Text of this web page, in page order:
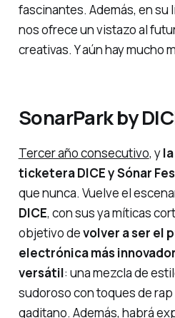
fascinantes. Además, en su
nos ofrece un vistazo al
creativas. Y aún hay mucho
SonarPark by
Tercer año consecutivo, y
ticketera DICE y Sónar
que nunca. Vuelve el
DICE, con sus ya míticas
objetivo devolver a ser el
electrónica más
versátil: una mezcla de
sudoroso con toques de
gaditano. Además, habrá